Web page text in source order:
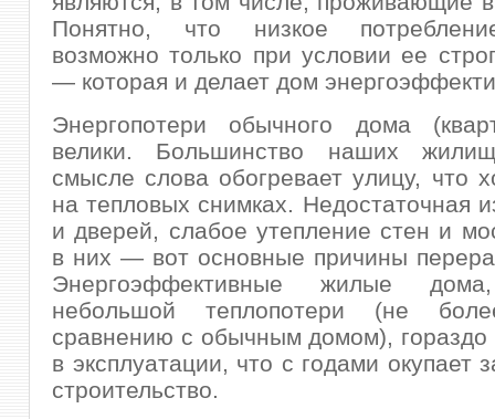
Понятно, что низкое
возможно только при условии ее
— которая и делает дом
Энергопотери обычного дома
велики. Большинство наших
смысле слова обогревает улицу, что
на тепловых снимках. Недостаточная
и дверей, слабое утепление стен и
в них — вот основные причины
Энергоэффективные жилые
небольшой теплопотери (не
сравнению с обычным домом), гораздо
в эксплуатации, что с годами окупает
строительство.